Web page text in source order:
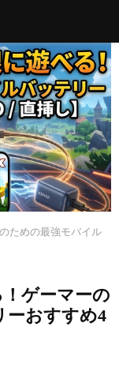
ための最強モバイル
ゲーマーの
ーおすすめ4